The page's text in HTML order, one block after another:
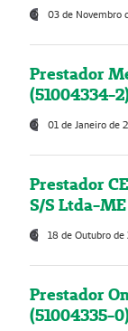
03 de Novembro
Prestador
(51004334-
01 de Janeiro de
Prestador
S/S Ltda-
18 de Outubro de
Prestador
(51004335-